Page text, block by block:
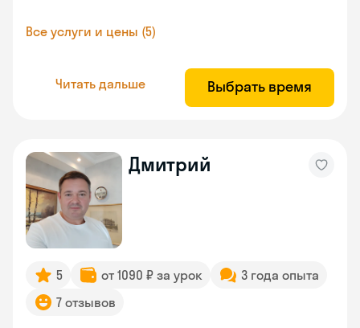
Все услуги и цены (5)
Читать дальше Выбрать время
Дмитрий
5 от 1090 ₽ за урок
3 года опыта
7 отзывов